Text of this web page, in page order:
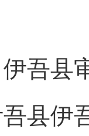
伊吾县
县伊